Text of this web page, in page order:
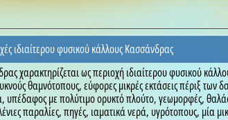
ιδιαίτερου φυσικού κάλλους Κασσάνδρας
χαρακτηρίζεται ως περιοχή ιδιαίτερου φυσικού
θαμνότοπους, εύφορες μικρές εκτάσεις πέριξ των
με πολύτιμο ορυκτό πλούτο, γεωμορφές,
παραλίες, πηγές, ιαματικά νερά, υγρότοπους, μία